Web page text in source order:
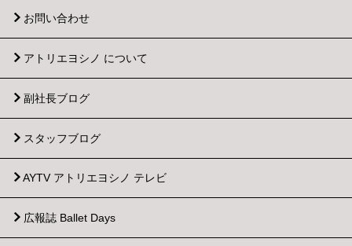
お問い合わせ
アトリエヨシノ について
副社長ブログ
スタッフブログ
AYTV アトリエヨシノ テレビ
広報誌 Ballet Days